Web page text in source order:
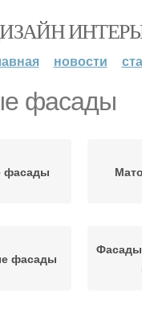
новости
фасады
фасады
фасады